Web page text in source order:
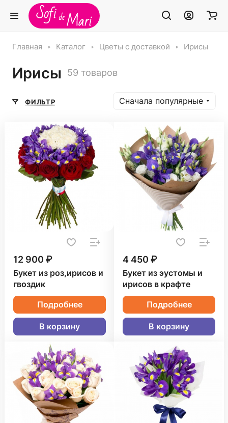
Главная Каталог Цветы с доставкой Ирисы
Ирисы 59 товаров
ФИЛЬТР Сначала популярные
12 900 ₽
Букет из роз,ирисов и
гвоздик
Подробнее
В корзину
4 450 ₽
Букет из эустомы и
ирисов в крафте
Подробнее
В корзину